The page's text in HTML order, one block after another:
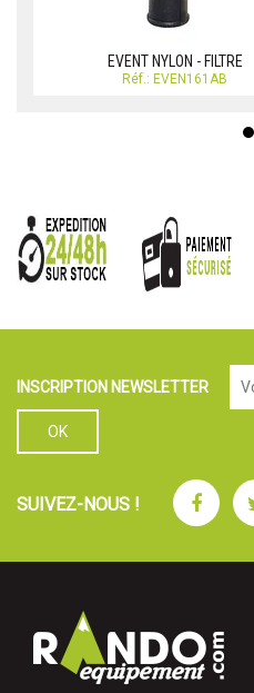
EVENT NYLON - FILTRE
Réf.: EVEN161AB
INSCRIPTION NEWSLETTER
SUIVEZ-NOUS !